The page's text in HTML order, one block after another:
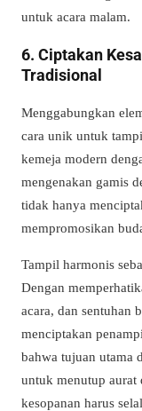
untuk acara malam.
6. Ciptakan
Tradisional
Menggabungkan
cara unik untuk
kemeja modern
mengenakan gamis
tidak hanya
mempromosikan
Tampil harmonis
Dengan
acara, dan sentuhan
menciptakan
bahwa tujuan utama
untuk menutup aurat
kesopanan harus